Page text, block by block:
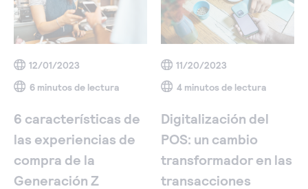
6 características de
las experiencias de
compra de la
Generación Z
12/01/2023
6 minutos de lectura
Digitalización del
POS: un cambio
transformador en las
transacciones
11/20/2023
4 minutos de lectura